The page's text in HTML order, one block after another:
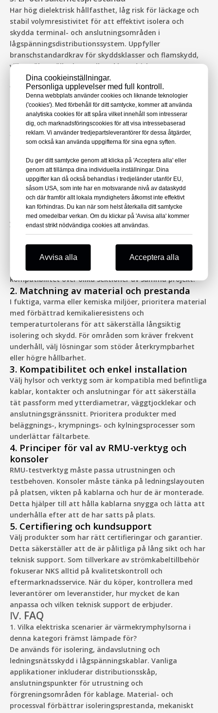
Dina cookieinställningar.
Personliga upplevelser med full kontroll.
Denna webbplats använder cookies och liknande teknologier
('cookies'). Med förbehåll för ditt samtycke, kommer att använda
analytiska cookies för att spåra vilket innehåll som intresserar
dig, och marknadsföringscookies för att visa intressebaserad
reklam. Vi använder tredjepartsleverantörer för dessa åtgärder,
som också kan använda uppgifterna för sina egna syften.
Du ger ditt samtycke genom att klicka på 'Acceptera alla' eller
genom att tillämpa dina individuella inställningar. Dina
uppgifter kan då också behandlas i tredjeländer utanför EU,
såsom USA, som inte har en motsvarande nivå av dataskydd
och där framför allt lokala myndigheters åtkomst inte effektivt
kan förhindras. Du kan när som helst återkalla ditt samtycke
med omedelbar verkan. Om du klickar på 'Avvisa alla' kommer
endast strikt nödvändiga cookies att användas.
Avvisa alla Acceptera alla
Har hög dielektrisk hållfasthet, låg risk för läckage och
stabil volymresistivitet för att effektivt isolera och
skydda terminal- och anslutningsområden i
lågspänningsdistributionssystem. Uppfyller
branschstandardkrav för skyddsklasser och flamskydd,
vilket säkerställer kontrollerad brandrisk.
4. Mekaniskt skydd och hållbarhet
Värmekrympslang ger enastående mekaniskt skydd mot
nötning, slitage och inträngning av fukt. RMU
testverktyg och testkabelbrickor betonar strukturell
styrka och stöttålighet för långvarig fälthållbarhet.
5. Kvalitet och certifiering
Tillverkade under strikta processer och råvarukontroller,
uppfyller produkterna vanliga miljö- och
säkerhetsstandarder som RoHS, vilket möjliggör global
upphandling och distribution i olika regioner.
Ⅲ. Urvalsrekommendationer
1. Välj Baserat på diameter och krympförhållande
När du väljer värmekrympslang, mät först
ytterdiametern på det område som ska täckas. Välj
sedan lämplig produkt baserat på erforderligt
krympförhållande och återstående täckningslängd.
Prioritera serier som erbjuder flera diametrar och
krympningsförhållanden för att säkerställa enhetlig
kompatibilitet över olika sektioner av samma projekt.
2. Matchning av material och prestanda
I fuktiga, varma eller kemiska miljöer, prioritera material
med förbättrad kemikalieresistens och
temperaturtolerans för att säkerställa långsiktig
isolering och skydd. För områden som kräver frekvent
underhåll, välj lösningar som stöder återkrympbarhet
eller högre hållbarhet.
3. Kompatibilitet och enkel installation
Välj hylsor och verktyg som är kompatibla med befintliga
kablar, kontakter och anslutningar för att säkerställa
tät passform med ytterdiametrar, väggtjocklekar och
anslutningsgränssnitt. Prioritera produkter med
beläggnings-, krympnings- och kylningsprocesser som
underlättar fältarbete.
4. Principer för val av RMU-verktyg och
konsoler
RMU-testverktyg måste passa utrustningen och
testbehoven. Konsoler måste tänka på ledningslayouten
på platsen, vikten på kablarna och hur de är monterade.
Detta hjälper till att hålla kablarna snygga och lätta att
underhålla efter att de har satts på plats.
5. Certifiering och kundsupport
Välj produkter som har rätt certifieringar och garantier.
Detta säkerställer att de är pålitliga på lång sikt och har
teknisk support. Som tillverkare av strömkabeltillbehör
fokuserar NKS alltid på kvalitetskontroll och
eftermarknadsservice. När du köper, kontrollera med
leverantörer om leveranstider, hur mycket de kan
anpassa och vilken teknisk support de erbjuder.
Ⅳ. FAQ
1. Vilka elektriska scenarier är värmekrymphylsorna i
denna kategori främst lämpade för?
De används för isolering, ändavslutning och
ledningsnätsskydd i lågspänningskablar. Vanliga
applikationer inkluderar distributionsskåp,
anslutningspunkter för utrustning och
förgreningsområden för kablage. Material- och
processval förbättrar isoleringsprestanda, mekaniskt